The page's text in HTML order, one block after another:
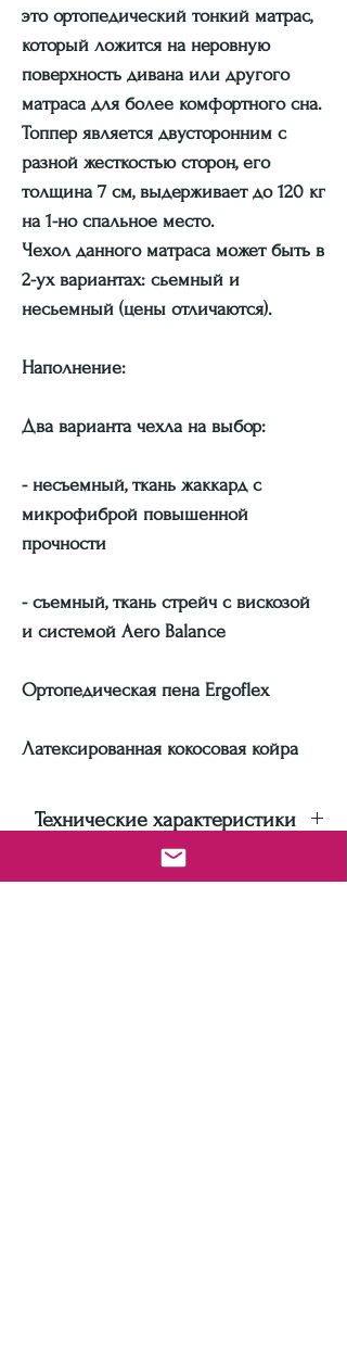
это ортопедический тонкий матрас,
который ложится на неровную
поверхность дивана или другого
матраса для более комфортного сна.
Топпер является двусторонним с
разной жесткостью сторон, его
толщина 7 см, выдерживает до 120 кг
на 1-но спальное место.
Чехол данного матраса может быть в
2-ух вариантах: сьемный и
несьемный (цены отличаются).
Наполнение:
Два варианта чехла на выбор:
- несъемный, ткань жаккард с
микрофиброй повышенной
прочности
- съемный, ткань стрейч с вискозой
и системой Aero Balance
Ортопедическая пена Ergoflex
Латексированная кокосовая койра
Технические характеристики
Производитель: ЕММ;